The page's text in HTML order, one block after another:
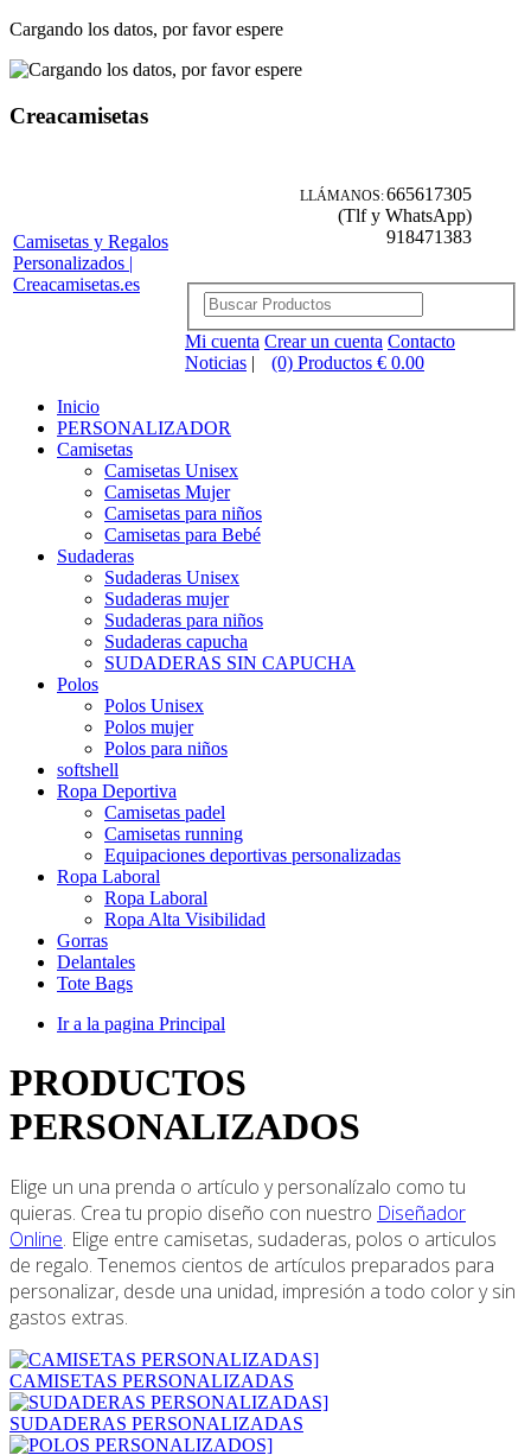
Cargando los datos, por favor espere
Creacamisetas
Camisetas y Regalos
Personalizados |
Creacamisetas.es
LLÁMANOS:665617305
(Tlf y WhatsApp)
918471383
Mi cuenta Crear un cuenta Contacto
Noticias | (0) Productos € 0.00
Inicio
PERSONALIZADOR
Camisetas
Camisetas Unisex
Camisetas Mujer
Camisetas para niños
Camisetas para Bebé
Sudaderas
Sudaderas Unisex
Sudaderas mujer
Sudaderas para niños
Sudaderas capucha
SUDADERAS SIN CAPUCHA
Polos
Polos Unisex
Polos mujer
Polos para niños
softshell
Ropa Deportiva
Camisetas padel
Camisetas running
Equipaciones deportivas personalizadas
Ropa Laboral
Ropa Laboral
Ropa Alta Visibilidad
Gorras
Delantales
Tote Bags
Ir a la pagina Principal
PRODUCTOS
PERSONALIZADOS
Elige un una prenda o artículo y personalízalo como tu
quieras. Crea tu propio diseño con nuestro Diseñador
Online. Elige entre camisetas, sudaderas, polos o articulos
de regalo. Tenemos cientos de artículos preparados para
personalizar, desde una unidad, impresión a todo color y sin
gastos extras.
CAMISETAS PERSONALIZADAS
SUDADERAS PERSONALIZADAS